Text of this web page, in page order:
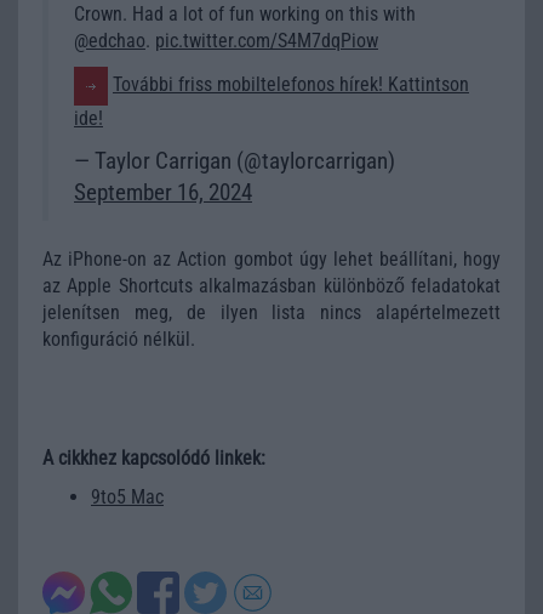
Crown. Had a lot of fun working on this with
@edchao. pic.twitter.com/S4M7dqPiow
További friss mobiltelefonos hírek! Kattintson
ide!
— Taylor Carrigan (@taylorcarrigan)
September 16, 2024
Az iPhone-on az Action gombot úgy lehet beállítani, hogy
az Apple Shortcuts alkalmazásban különböző feladatokat
jelenítsen meg, de ilyen lista nincs alapértelmezett
konfiguráció nélkül.
A cikkhez kapcsolódó linkek:
9to5 Mac